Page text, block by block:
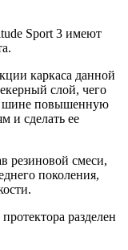
Sport 3 имеют
каркаса данной
слой, чего
шине повышенную
и сделать ее
резиновой смеси,
поколения,
разделен